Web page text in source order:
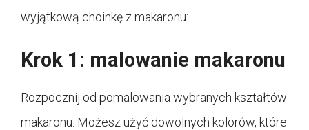
wyjątkową choinkę z makaronu:
Krok 1: malowanie makaronu
Rozpocznij od pomalowania wybranych kształtów
makaronu. Możesz użyć dowolnych kolorów, które